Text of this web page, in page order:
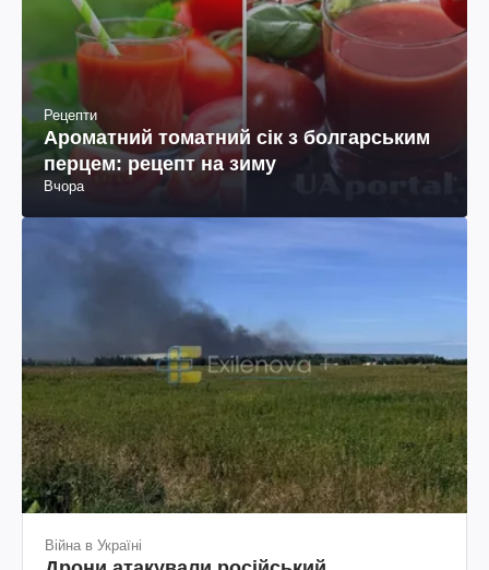
Рецепти
Ароматний томатний сік з болгарським
перцем: рецепт на зиму
Вчора
Війна в Україні